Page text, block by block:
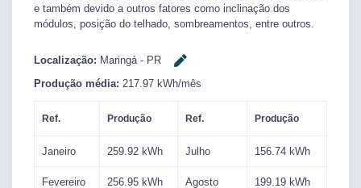
e também devido a outros fatores como inclinação dos
módulos, posição do telhado, sombreamentos, entre outros.
Localização: Maringá- PR
Produção média: 217.97 kWh/mês
Ref. Produção Ref. Produção
Janeiro 259.92 kWh Julho 156.74 kWh
Fevereiro 256.95 kWh Agosto 199.19 kWh